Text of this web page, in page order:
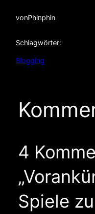
vonPhinphin
Schlagwörter:
Blogging
4
Spiele zu